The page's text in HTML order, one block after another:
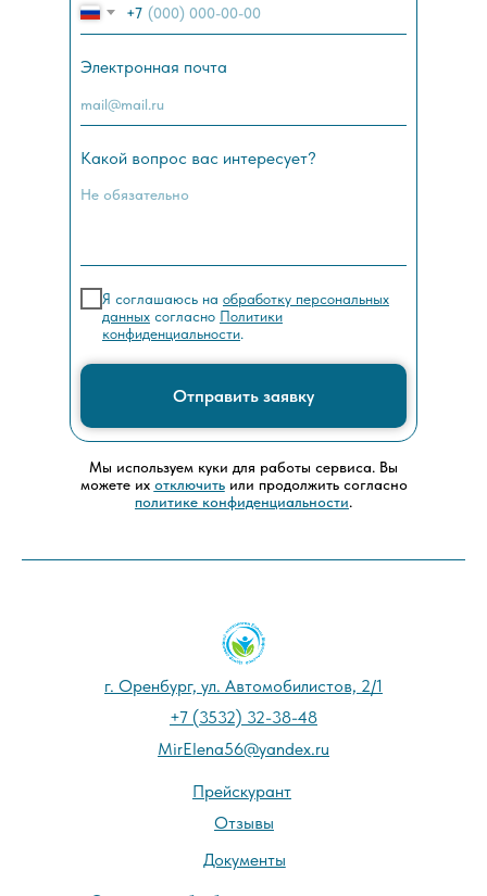
Мы используем куки для работы сервиса. Вы
можете их отключитьили продолжить согласно
политике конфиденциальности.
+7
Электронная почта
Какой вопрос вас интересует?
Я соглашаюсь на обработку персональных
данных согласно Политики
конфиденциальности.
Отправить заявку
Документы
Прейскурант
Отзывы
г. Оренбург, ул. Автомобилистов, 2/1
+7 (3532) 32-38-48
MirElena56@yandex.ru